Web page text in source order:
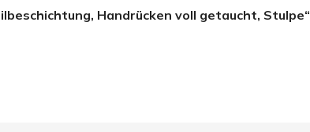
Handrücken voll getaucht, Stulpe“